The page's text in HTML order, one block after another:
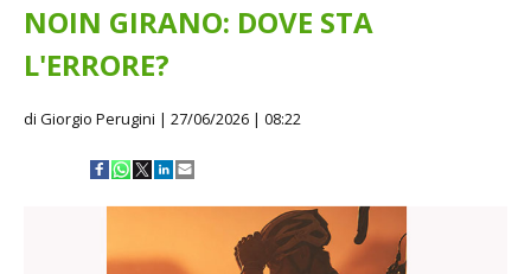
NOIN GIRANO: DOVE STA
L'ERRORE?
di Giorgio Perugini | 27/06/2026 | 08:22